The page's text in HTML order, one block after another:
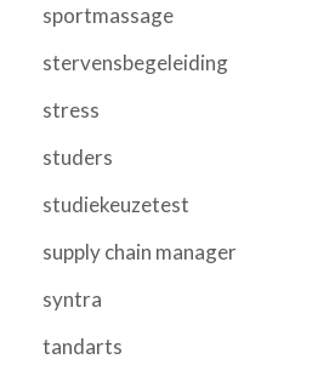
sportmassage
stervensbegeleiding
stress
studers
studiekeuzetest
supply chain manager
syntra
tandarts